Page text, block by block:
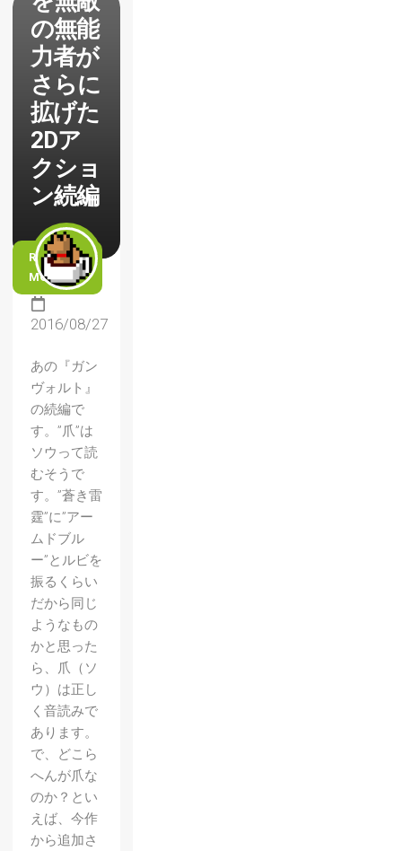
の無能
力者が
さらに
拡げた
2Dア
クショ
ン続編
READ
MORE
2016/08/27
あの『ガン
ヴォルト』
の続編で
す。”爪”は
ソウって読
むそうで
す。”蒼き雷
霆”に”アー
ムドブル
ー”とルビを
振るくらい
だから同じ
ようなもの
かと思った
ら、爪（ソ
ウ）は正し
く音読みで
あります。
で、どこら
へんが爪な
のか？とい
えば、今作
から追加さ